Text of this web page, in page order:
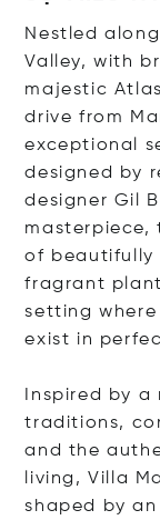
Nestled
Valley, with
majestic
drive from
exceptional
designed by
designer Gil
masterpiece,
of beautifully
fragrant
setting
exist in
Inspired by
traditions,
and the
living, Villa
shaped by